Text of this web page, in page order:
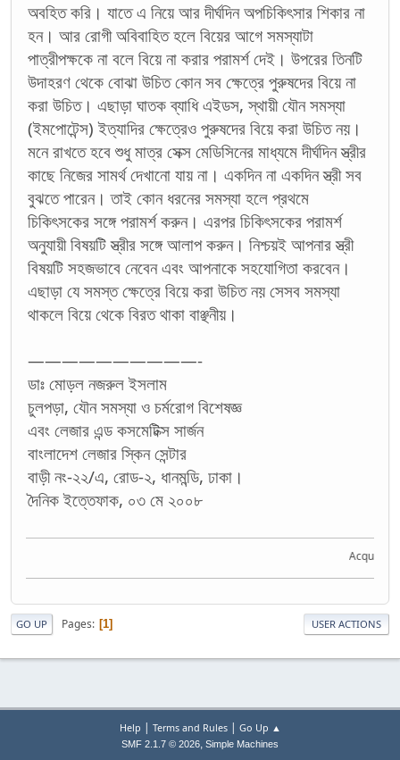
অবহিত করি। যাতে এ নিয়ে আর দীর্ঘদিন অপচিকিৎসার শিকার না
হন। আর রোগী অবিবাহিত হলে বিয়ের আগে সমস্যাটা
পাত্রীপক্ষকে না বলে বিয়ে না করার পরামর্শ দেই। উপরের তিনটি
উদাহরণ থেকে বোঝা উচিত কোন সব ক্ষেত্রে পুরুষদের বিয়ে না
করা উচিত। এছাড়া ঘাতক ব্যাধি এইডস, স্থায়ী যৌন সমস্যা
(ইমপোটেন্স) ইত্যাদির ক্ষেত্রেও পুরুষদের বিয়ে করা উচিত নয়।
মনে রাখতে হবে শুধু মাত্র সেক্স মেডিসিনের মাধ্যমে দীর্ঘদিন স্ত্রীর
কাছে নিজের সামর্থ দেখানো যায় না। একদিন না একদিন স্ত্রী সব
বুঝতে পারেন। তাই কোন ধরনের সমস্যা হলে প্রথমে
চিকিৎসকের সঙ্গে পরামর্শ করুন। এরপর চিকিৎসকের পরামর্শ
অনুযায়ী বিষয়টি স্ত্রীর সঙ্গে আলাপ করুন। নিশ্চয়ই আপনার স্ত্রী
বিষয়টি সহজভাবে নেবেন এবং আপনাকে সহযোগিতা করবেন।
এছাড়া যে সমস্ত ক্ষেত্রে বিয়ে করা উচিত নয় সেসব সমস্যা
থাকলে বিয়ে থেকে বিরত থাকা বাঞ্ছনীয়।
——————————-
ডাঃ মোড়ল নজরুল ইসলাম
চুলপড়া, যৌন সমস্যা ও চর্মরোগ বিশেষজ্ঞ
এবং লেজার এন্ড কসমেটিক্স সার্জন
বাংলাদেশ লেজার স্কিন সেন্টার
বাড়ী নং-২২/এ, রোড-২, ধানমন্ডি, ঢাকা।
দৈনিক ইত্তেফাক, ০৩ মে ২০০৮
Acquire the
GO UP Pages 1 USER ACTIONS
Help | Terms and Rules| Go Up ▲
SMF 2.1.7 © 2026, Simple Machines